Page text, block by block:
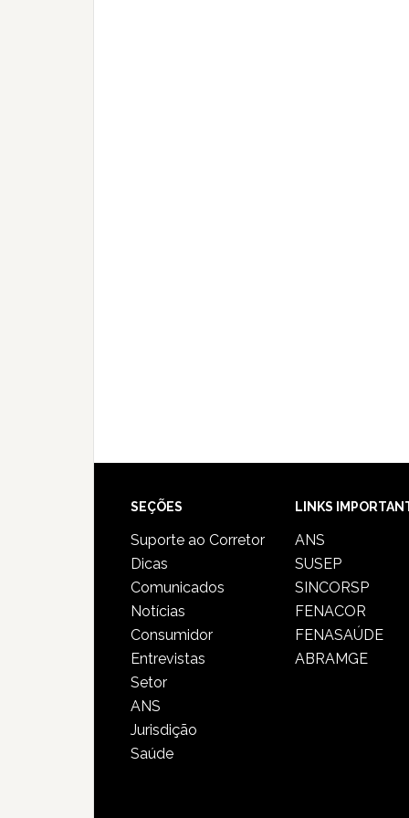
SEÇÕES
Suporte ao Corretor
Dicas
Comunicados
Notícias
Consumidor
Entrevistas
Setor
ANS
Jurisdição
Saúde
LINKS
ANS
SUSEP
SINCORSP
FENACOR
FENASAÚDE
ABRAMGE